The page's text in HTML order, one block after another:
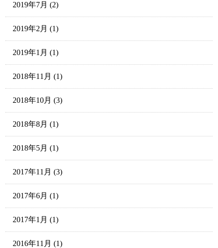
2019年7月 (2)
2019年2月 (1)
2019年1月 (1)
2018年11月 (1)
2018年10月 (3)
2018年8月 (1)
2018年5月 (1)
2017年11月 (3)
2017年6月 (1)
2017年1月 (1)
2016年11月 (1)